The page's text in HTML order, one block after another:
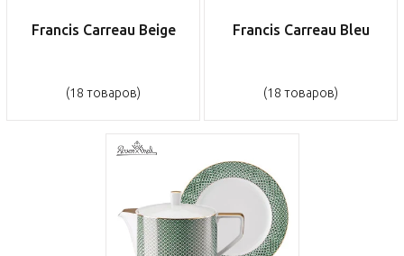
Francis Carreau Beige
(18 товаров)
Francis Carreau Bleu
(18 товаров)